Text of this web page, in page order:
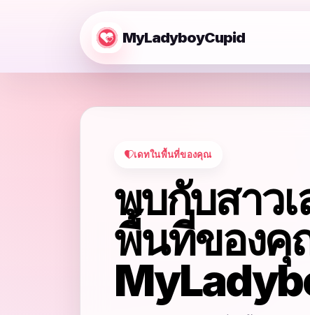
MyLadyboyCupid
เดทในพื้นที่ของคุณ
พบกับสาว
พื้นที่ของ